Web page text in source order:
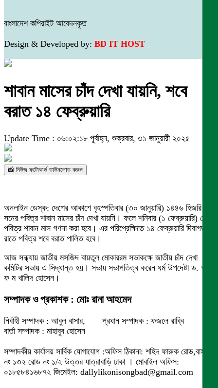
বাংলাদেশ কপিরাইট আবেদনকৃত
Design & Developed by: BD IT HOST
শাবান মাসের চাঁদ দেখা যায়নি, শবে
বরাত ১৪ ফেব্রুয়ারি
Update Time : ০৬:০২:১৮ পূর্বাহ্ন, শুক্রবার, ৩১ জানুয়ারী ২০২৫
📸 নিউজ ফটোকার্ড ডাউনলোড করুন
অনলাইন ডেস্ক: দেশের আকাশে বৃহস্পতিবার (৩০ জানুয়ারি) ১৪৪৬ হিজরি
সনের পবিত্র শাবান মাসের চাঁদ দেখা যায়নি। ফলে শনিবার (১ ফেব্রুয়ারি) থেকে
পবিত্র শাবান মাস গণনা করা হবে। এর পরিপ্রেক্ষিতে ১৪ ফেব্রুয়ারি দিবাগত
রাতে পবিত্র শবে বরাত পালিত হবে।
আজ সন্ধ্যায় জাতীয় মসজিদ বায়তুল মোকাররম সভাকক্ষে জাতীয় চাঁদ দেখা
কমিটির সভায় এ সিদ্ধান্ত হয়। সভায় সভাপতিত্ব করেন ধর্ম উপদেষ্টা ড. আ
ফ ম খালিদ হোসেন।
সম্পাদক ও প্রকাশক : মোঃ রানা আহমেদ
নির্বাহী সম্পাদক : আবুল বাসার, প্রধান সম্পাদক : ফজলে রাব্বি
বার্তা সম্পাদক : মাহাবুব হোসেন
সম্পাদকীয় কার্যালয় সার্বিক যোগাযোগ :অফিস ঠিকানা: শহিদ ফারুক রোড,বাসা
নং ১৩২ রোড নং ১/২ উত্তর যাত্রাবাড়ি ঢাকা । মোবাইল অফিস:
০১৮৫৮৪১৬৮৭২ জিমেইল: dallylikonisongbad@gmail.com